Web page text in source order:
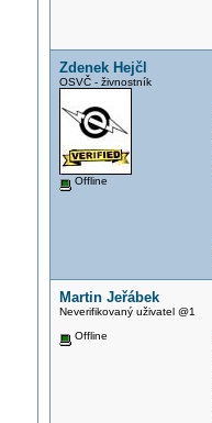
Zdenek Hejčl
OSVČ - živnostník
Offline
Martin Jeřábek
Neverifikovaný uživatel @1
Offline